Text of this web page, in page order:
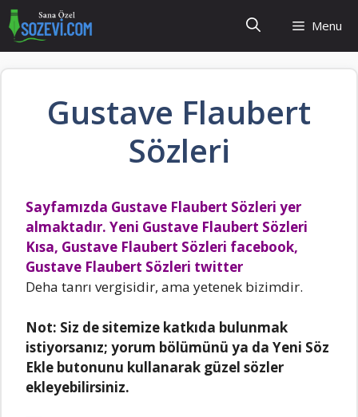
İçeriğe
atla
Menu
Gustave Flaubert
Sözleri
Sayfamızda Gustave Flaubert Sözleri yer
almaktadır. Yeni Gustave Flaubert Sözleri
Kısa, Gustave Flaubert Sözleri facebook,
Gustave Flaubert Sözleri twitter
Deha tanrı vergisidir, ama yetenek bizimdir.
Not: Siz de sitemize katkıda bulunmak
istiyorsanız; yorum bölümünü ya da Yeni Söz
Ekle butonunu kullanarak güzel sözler
ekleyebilirsiniz.